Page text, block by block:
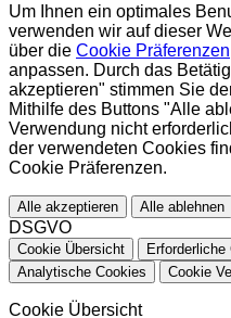
Um Ihnen ein optimales
verwenden wir auf dieser
über die Cookie Präferenzen
anpassen. Durch das
akzeptieren" stimmen Sie
Mithilfe des Buttons "Alle
Verwendung nicht
der verwendeten Cookies
Cookie Präferenzen.
Alle akzeptieren Alle ablehnen
DSGVO
Cookie Übersicht Erforderliche
Analytische Cookies
Cookie
Cookie Übersicht